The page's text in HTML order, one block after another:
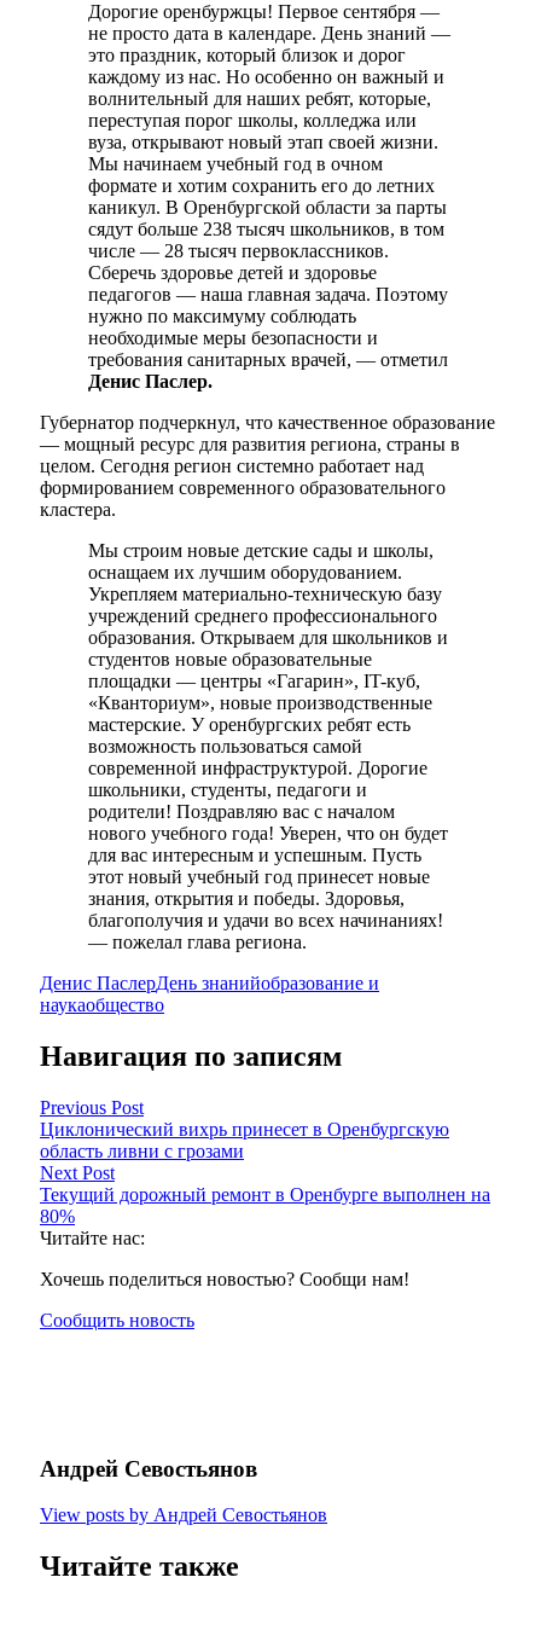
Дорогие оренбуржцы! Первое сентября —
не просто дата в календаре. День знаний —
это праздник, который близок и дорог
каждому из нас. Но особенно он важный и
волнительный для наших ребят, которые,
переступая порог школы, колледжа или
вуза, открывают новый этап своей жизни.
Мы начинаем учебный год в очном
формате и хотим сохранить его до летних
каникул. В Оренбургской области за парты
сядут больше 238 тысяч школьников, в том
числе — 28 тысяч первоклассников.
Сберечь здоровье детей и здоровье
педагогов — наша главная задача. Поэтому
нужно по максимуму соблюдать
необходимые меры безопасности и
требования санитарных врачей, — отметил
Денис Паслер.
Губернатор подчеркнул, что качественное образование
— мощный ресурс для развития региона, страны в
целом. Сегодня регион системно работает над
формированием современного образовательного
кластера.
Мы строим новые детские сады и школы,
оснащаем их лучшим оборудованием.
Укрепляем материально-техническую базу
учреждений среднего профессионального
образования. Открываем для школьников и
студентов новые образовательные
площадки — центры «Гагарин», IT-куб,
«Кванториум», новые производственные
мастерские. У оренбургских ребят есть
возможность пользоваться самой
современной инфраструктурой. Дорогие
школьники, студенты, педагоги и
родители! Поздравляю вас с началом
нового учебного года! Уверен, что он будет
для вас интересным и успешным. Пусть
этот новый учебный год принесет новые
знания, открытия и победы. Здоровья,
благополучия и удачи во всех начинаниях!
— пожелал глава региона.
Денис ПаслерДень знанийобразование и
наукаобщество
Навигация по записям
Previous Post
Циклонический вихрь принесет в Оренбургскую
область ливни с грозами
Next Post
Текущий дорожный ремонт в Оренбурге выполнен на
80%
Читайте нас:
Хочешь поделиться новостью? Сообщи нам!
Сообщить новость
Андрей Севостьянов
View posts by Андрей Севостьянов
Читайте также